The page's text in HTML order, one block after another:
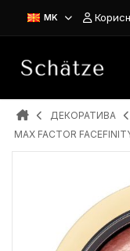
MK
ДЕКОРАТИВА
MAX FACTOR